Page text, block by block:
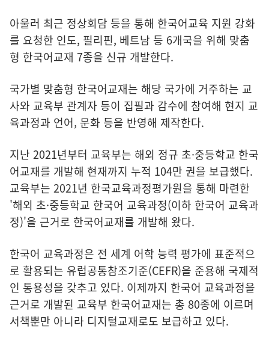
아울러 최근 정상회담 등을 통해 한국어교육 지원 강화
를 요청한 인도, 필리핀, 베트남 등 6개국을 위해 맞춤
형 한국어교재 7종을 신규 개발한다.
국가별 맞춤형 한국어교재는 해당 국가에 거주하는 교
사와 교육부 관계자 등이 집필과 감수에 참여해 현지 교
육과정과 언어, 문화 등을 반영해 제작한다.
지난 2021년부터 교육부는 해외 정규 초·중등학교 한국
어교재를 개발해 현재까지 누적 104만 권을 보급했다.
교육부는 2021년 한국교육과정평가원을 통해 마련한
'해외 초·중등학교 한국어 교육과정(이하 한국어 교육과
정)'을 근거로 한국어교재를 개발해 왔다.
한국어 교육과정은 전 세계 어학 능력 평가에 표준적으
로 활용되는 유럽공통참조기준(CEFR)을 준용해 국제적
인 통용성을 갖추고 있다. 이제까지 한국어 교육과정을
근거로 개발된 교육부 한국어교재는 총 80종에 이르며
서책뿐만 아니라 디지털교재로도 보급하고 있다.